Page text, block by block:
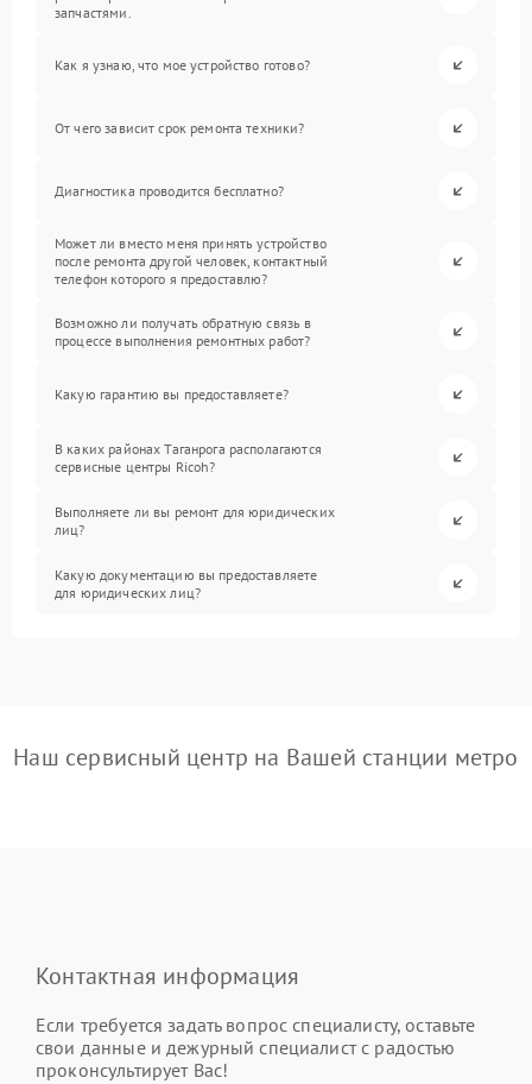
запчастями.
Как я узнаю, что мое устройство готово?
От чего зависит срок ремонта техники?
Диагностика проводится бесплатно?
Может ли вместо меня принять устройство
после ремонта другой человек, контактный
телефон которого я предоставлю?
Возможно ли получать обратную связь в
процессе выполнения ремонтных работ?
Какую гарантию вы предоставляете?
В каких районах Таганрога располагаются
сервисные центры Ricoh?
Выполняете ли вы ремонт для юридических
лиц?
Какую документацию вы предоставляете
для юридических лиц?
Наш сервисный центр на Вашей станции метро
Контактная информация
Если требуется задать вопрос специалисту, оставьте
свои данные и дежурный специалист с радостью
проконсультирует Вас!